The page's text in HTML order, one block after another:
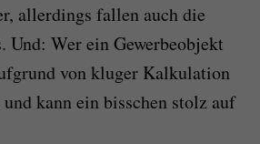
allerdings fallen auch die
Und: Wer ein Gewerbeobjekt
von kluger Kalkulation
kann ein bisschen stolz auf